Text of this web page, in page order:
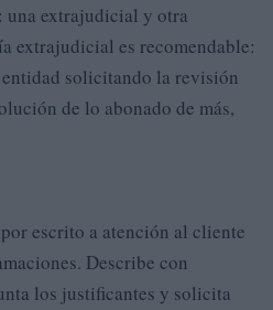
una extrajudicial y otra
extrajudicial es recomendable:
solicitando la revisión
de lo abonado de más,
escrito a atención al cliente
Describe con
los justificantes y solicita